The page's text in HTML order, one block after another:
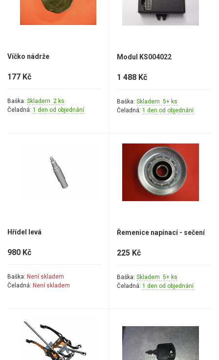
Víčko nádrže
177 Kč
Baška: Skladem 2 ks
Čeladná: 1 den od objednání
Modul KS004022
1 488 Kč
Baška: Skladem 5+ ks
Čeladná: 1 den od objednání
Hřídel levá
980 Kč
Baška: Není skladem
Čeladná: Není skladem
Řemenice napínací - sečení
225 Kč
Baška: Skladem 5+ ks
Čeladná: 1 den od objednání